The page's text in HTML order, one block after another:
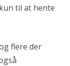
til at hente
flere der